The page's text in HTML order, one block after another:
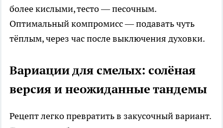
более кислыми, тесто — песочным.
Оптимальный компромисс — подавать чуть
тёплым, через час после выключения духовки.
Вариации для смелых: солёная
версия и неожиданные тандемы
Рецепт легко превратить в закусочный вариант.